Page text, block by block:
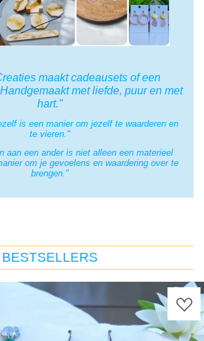
maakt cadeausets of een
met liefde, puur en met
hart."
is een manier om jezelf te waarderen en
te vieren."
aan een ander is niet alleen een materieel
om je gevoelens en waardering over te
brengen."
BESTSELLERS